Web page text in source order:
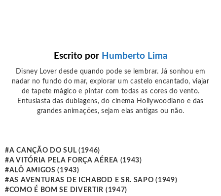
Escrito por Humberto Lima
Disney Lover desde quando pode se lembrar. Já sonhou em
nadar no fundo do mar, explorar um castelo encantado, viajar
de tapete mágico e pintar com todas as cores do vento.
Entusiasta das dublagens, do cinema Hollywoodiano e das
grandes animações, sejam elas antigas ou não.
A CANÇÃO DO SUL (1946)
A VITÓRIA PELA FORÇA AÉREA (1943)
ALÔ AMIGOS (1943)
AS AVENTURAS DE ICHABOD E SR. SAPO (1949)
COMO É BOM SE DIVERTIR (1947)